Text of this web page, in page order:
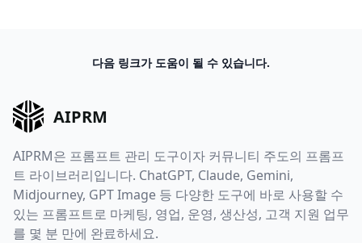
다음 링크가 도움이 될 수 있습니다.
AIPRM
AIPRM은 프롬프트 관리 도구이자 커뮤니티 주도의 프롬프
트 라이브러리입니다. ChatGPT, Claude, Gemini,
Midjourney, GPT Image 등 다양한 도구에 바로 사용할 수
있는 프롬프트로 마케팅, 영업, 운영, 생산성, 고객 지원 업무
를 몇 분 만에 완료하세요.